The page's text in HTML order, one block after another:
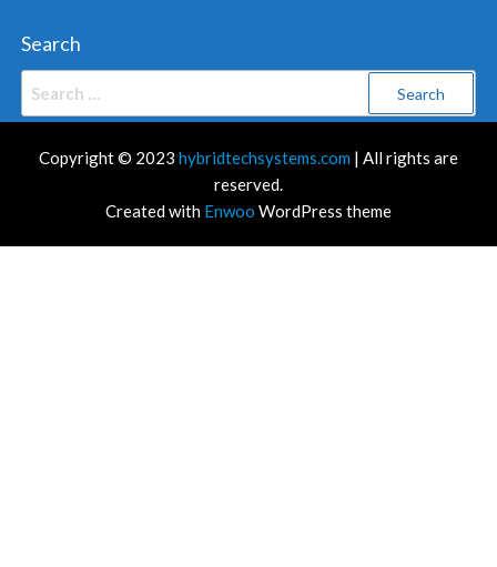
Search
Copyright © 2023 hybridtechsystems.com | All rights are
reserved.
Created with Enwoo WordPress theme